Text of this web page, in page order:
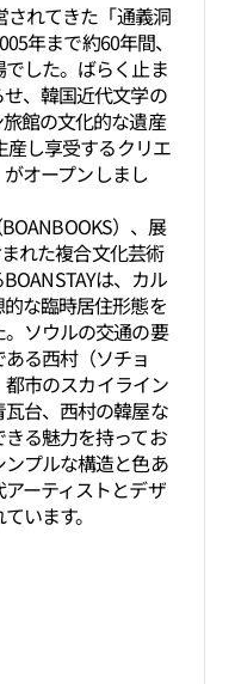
されてきた「通義洞
年まで約60年間、
した。ばらく止ま
、韓国近代文学の
館の文化的な遺産
産し享受するクリエ
がオープンしまし
）、展
れた複合文化芸術
は、カル
な臨時居住形態を
ソウルの交通の要
る西村（ソチョ
都市のスカイライン
台、西村の韓屋な
る魅力を持ってお
プルな構造と色あ
ーティストとデザ
います。